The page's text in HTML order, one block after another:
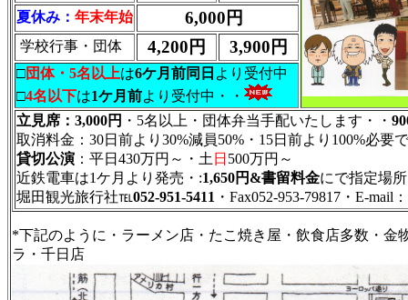
夏休み： 年末年始 6,000円
学校行事・団体 4,200円 3,900円
□団体・5名以上は6ケ月前同日 より受付中
□4名以下は1ケ月前より受付中・・
立見席：3,000円 ・5名以上・団体弁当手配いたします・・
取消料金：30日前より30%減員50%・15日前より100%必要
貸切公演 ：平日430万円～・土 日 500万円～
近鉄電車は1ケ月より発売・:1,650円&書留料金にで指定場
堀田観光旅行社℡052-951-5411 ・Fax052-953-79817・E-mail：
*下記のように・ラーメン店・たこ焼き屋・飲食店多数・
ラ・千日店